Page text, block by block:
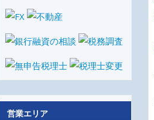
営業エリア